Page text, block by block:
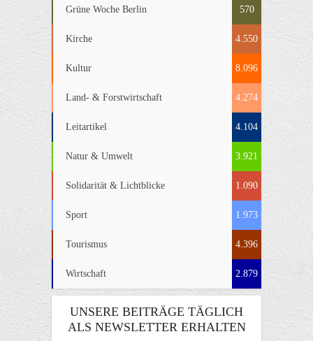
Grüne Woche Berlin 570
Kirche 4.550
Kultur 8.096
Land- & Forstwirtschaft 4.274
Leitartikel 4.104
Natur & Umwelt 3.921
Solidarität & Lichtblicke 1.090
Sport 1.973
Tourismus 4.396
Wirtschaft 2.879
UNSERE BEITRÄGE TÄGLICH
ALS NEWSLETTER ERHALTEN